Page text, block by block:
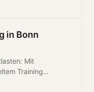
in Bonn
Mit
Training